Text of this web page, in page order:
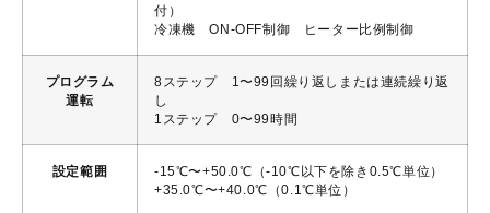
付）
冷凍機 ON-OFF制御 ヒーター比例制御
プログラム
運転
8ステップ 1〜99回繰り返しまたは連続繰り返
し
1ステップ 0〜99時間
設定範囲
-15℃〜+50.0℃（-10℃以下を除き0.5℃単位）
+35.0℃〜+40.0℃（0.1℃単位）